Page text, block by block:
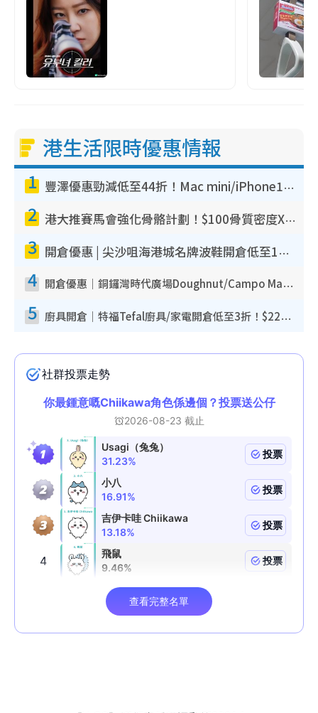
港生活限時優惠情報
1 豐澤優惠勁減低至44折！Mac mini/iPhone17Pro大減價！廚房家電$220起
2 港大推賽馬會強化骨骼計劃！$100骨質密度X光檢查 完成免費運動訓練送超市禮券！附參加資格
3 開倉優惠 | 尖沙咀海港城名牌波鞋開倉低至1折！On鞋$899起／Joy&Peace鞋履$98起
4 開倉優惠｜銅鑼灣時代廣場Doughnut/Campo Marzio開倉低至1折！背囊、書包、手袋劈價$200起
5 廚具開倉｜特福Tefal廚具/家電開倉低至3折！$220起買平底鍋/炒鑊/湯煲！電飯煲/吸塵機/燙斗$418起